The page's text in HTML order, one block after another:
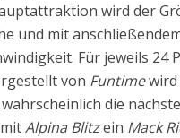
wird der
und mit
Für jeweils 24
von Funtimewird
die
Alpina Blitzein Mack